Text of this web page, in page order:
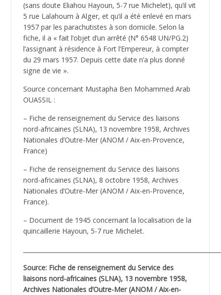
(sans doute Eliahou Hayoun, 5-7 rue Michelet), qu’il vit
5 rue Lalahoum à Alger, et qu’il a été enlevé en mars
1957 par les parachutistes à son domicile. Selon la
fiche, il a « fait l’objet d’un arrêté (N° 6548 UN/PG.2)
l’assignant à résidence à Fort l’Empereur, à compter
du 29 mars 1957. Depuis cette date n’a plus donné
signe de vie ».
Source concernant Mustapha Ben Mohammed Arab
OUASSIL :
– Fiche de renseignement du Service des liaisons
nord-africaines (SLNA), 13 novembre 1958, Archives
Nationales d’Outre-Mer (ANOM / Aix-en-Provence,
France)
– Fiche de renseignement du Service des liaisons
nord-africaines (SLNA), 8 octobre 1958, Archives
Nationales d’Outre-Mer (ANOM / Aix-en-Provence,
France).
– Document de 1945 concernant la localisation de la
quincaillerie Hayoun, 5-7 rue Michelet.
Source: Fiche de renseignement du Service des
liaisons nord-africaines (SLNA), 13 novembre 1958,
Archives Nationales d’Outre-Mer (ANOM / Aix-en-